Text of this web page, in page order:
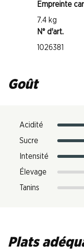
Empreinte
7.4 kg
N° d'art.
1026381
Goût
Acidité
Sucre
Intensité
Élevage
Tanins
Plats